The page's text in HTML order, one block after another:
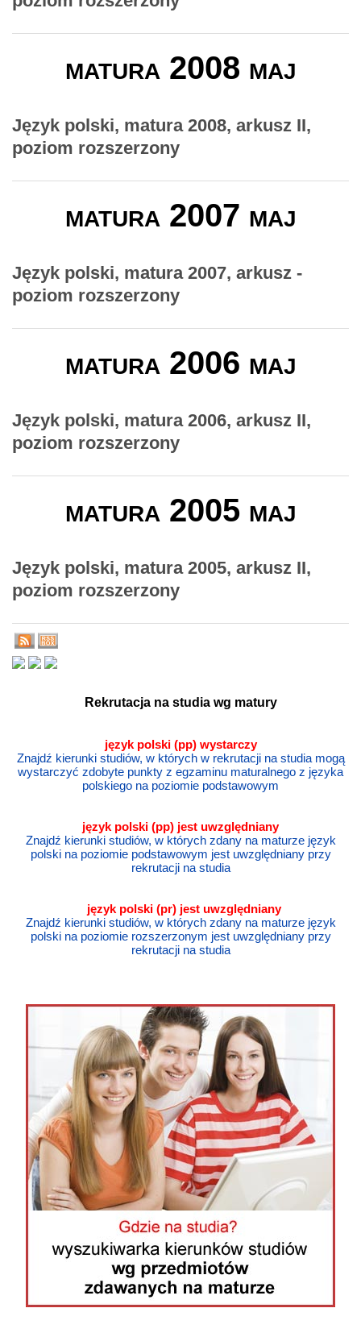
matura 2008 maj
Język polski, matura 2008, arkusz II,
poziom rozszerzony
matura 2007 maj
Język polski, matura 2007, arkusz -
poziom rozszerzony
matura 2006 maj
Język polski, matura 2006, arkusz II,
poziom rozszerzony
matura 2005 maj
Język polski, matura 2005, arkusz II,
poziom rozszerzony
Rekrutacja na studia wg matury
język polski (pp) wystarczy
Znajdź kierunki studiów, w których w rekrutacji na studia mogą
wystarczyć zdobyte punkty z egzaminu maturalnego z języka
polskiego na poziomie podstawowym
język polski (pp) jest uwzględniany
Znajdź kierunki studiów, w których zdany na maturze język
polski na poziomie podstawowym jest uwzględniany przy
rekrutacji na studia
język polski (pr) jest uwzględniany
Znajdź kierunki studiów, w których zdany na maturze język
polski na poziomie rozszerzonym jest uwzględniany przy
rekrutacji na studia